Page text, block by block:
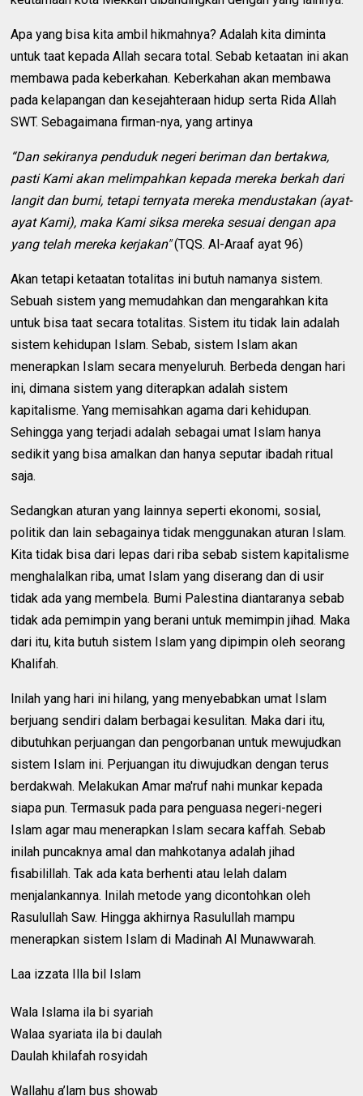
Apa yang bisa kita ambil hikmahnya? Adalah kita diminta
untuk taat kepada Allah secara total. Sebab ketaatan ini akan
membawa pada keberkahan. Keberkahan akan membawa
pada kelapangan dan kesejahteraan hidup serta Rida Allah
SWT. Sebagaimana firman-nya, yang artinya
“Dan sekiranya penduduk negeri beriman dan bertakwa,
pasti Kami akan melimpahkan kepada mereka berkah dari
langit dan bumi, tetapi ternyata mereka mendustakan (ayat-
ayat Kami), maka Kami siksa mereka sesuai dengan apa
yang telah mereka kerjakan"(TQS. Al-Araaf ayat 96)
Akan tetapi ketaatan totalitas ini butuh namanya sistem.
Sebuah sistem yang memudahkan dan mengarahkan kita
untuk bisa taat secara totalitas. Sistem itu tidak lain adalah
sistem kehidupan Islam. Sebab, sistem Islam akan
menerapkan Islam secara menyeluruh. Berbeda dengan hari
ini, dimana sistem yang diterapkan adalah sistem
kapitalisme. Yang memisahkan agama dari kehidupan.
Sehingga yang terjadi adalah sebagai umat Islam hanya
sedikit yang bisa amalkan dan hanya seputar ibadah ritual
saja.
Sedangkan aturan yang lainnya seperti ekonomi, sosial,
politik dan lain sebagainya tidak menggunakan aturan Islam.
Kita tidak bisa dari lepas dari riba sebab sistem kapitalisme
menghalalkan riba, umat Islam yang diserang dan di usir
tidak ada yang membela. Bumi Palestina diantaranya sebab
tidak ada pemimpin yang berani untuk memimpin jihad. Maka
dari itu, kita butuh sistem Islam yang dipimpin oleh seorang
Khalifah.
Inilah yang hari ini hilang, yang menyebabkan umat Islam
berjuang sendiri dalam berbagai kesulitan. Maka dari itu,
dibutuhkan perjuangan dan pengorbanan untuk mewujudkan
sistem Islam ini. Perjuangan itu diwujudkan dengan terus
berdakwah. Melakukan Amar ma'ruf nahi munkar kepada
siapa pun. Termasuk pada para penguasa negeri-negeri
Islam agar mau menerapkan Islam secara kaffah. Sebab
inilah puncaknya amal dan mahkotanya adalah jihad
fisabilillah. Tak ada kata berhenti atau lelah dalam
menjalankannya. Inilah metode yang dicontohkan oleh
Rasulullah Saw. Hingga akhirnya Rasulullah mampu
menerapkan sistem Islam di Madinah Al Munawwarah.
Laa izzata Illa bil Islam
Wala Islama ila bi syariah
Walaa syariata ila bi daulah
Daulah khilafah rosyidah
Wallahu a’lam bus showab